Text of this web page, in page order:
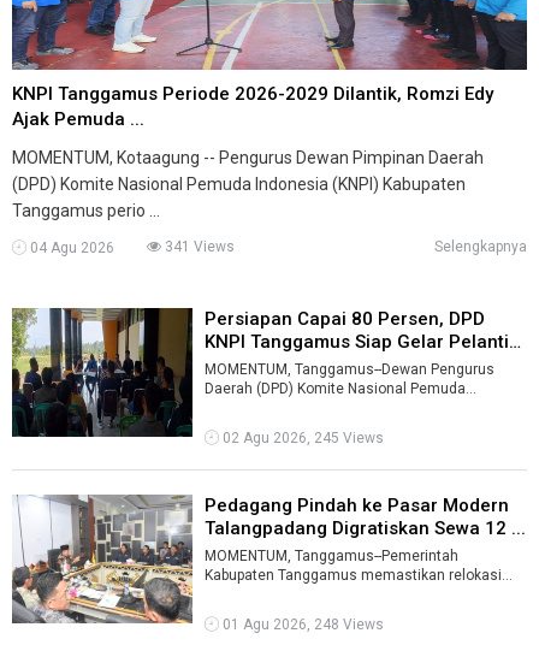
KNPI Tanggamus Periode 2026-2029 Dilantik, Romzi Edy
Ajak Pemuda ...
MOMENTUM, Kotaagung -- Pengurus Dewan Pimpinan Daerah
(DPD) Komite Nasional Pemuda Indonesia (KNPI) Kabupaten
Tanggamus perio ...
04 Agu 2026 341 Views Selengkapnya
Persiapan Capai 80 Persen, DPD
KNPI Tanggamus Siap Gelar Pelantik
...
MOMENTUM, Tanggamus--Dewan Pengurus
Daerah (DPD) Komite Nasional Pemuda
bakti 2026- ...
02 Agu 2026, 245 Views
Pedagang Pindah ke Pasar Modern
Talangpadang Digratiskan Sewa 12 ...
MOMENTUM, Tanggamus--Pemerintah
Kabupaten Tanggamus memastikan relokasi
kawasan GSG Ta ...
01 Agu 2026, 248 Views